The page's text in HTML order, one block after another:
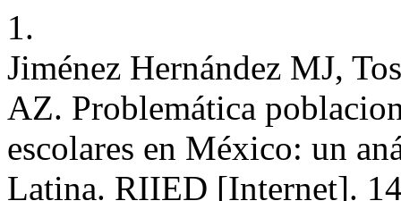
1.
Jiménez Hernández MJ,
AZ. Problemática
escolares en México: un
Latina. RIIED [Internet].